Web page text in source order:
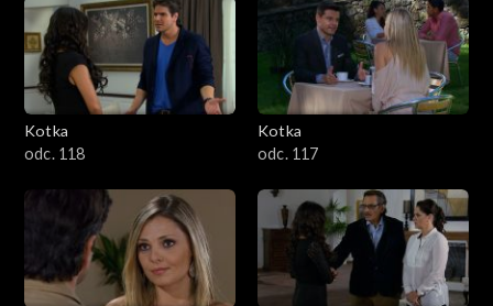
Kotka
odc. 118
Kotka
odc. 117